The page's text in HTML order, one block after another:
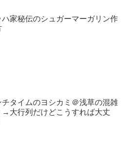
ハ家秘伝のシュガーマーガリン作
チタイムのヨシカミ＠浅草の混雑
→大行列だけどこうすれば大丈